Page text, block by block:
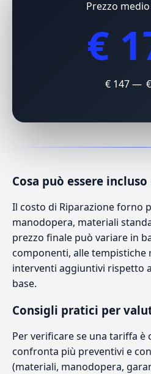
Prezzo
€
€ 147 —
Cosa può essere
Il costo di Riparazione forno
manodopera, materiali
prezzo finale può variare in
componenti, alle tempistiche
interventi aggiuntivi rispetto
base.
Consigli pratici per
Per verificare se una tariffa è
confronta più preventivi e
(materiali, manodopera,